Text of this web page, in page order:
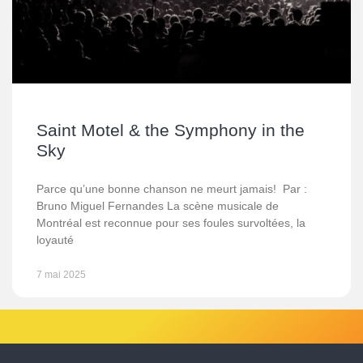
Saint Motel & the Symphony in the
Sky
Parce qu’une bonne chanson ne meurt jamais! Par :
Bruno Miguel Fernandes La scène musicale de
Montréal est reconnue pour ses foules survoltées, la
loyauté
7 mai 2025